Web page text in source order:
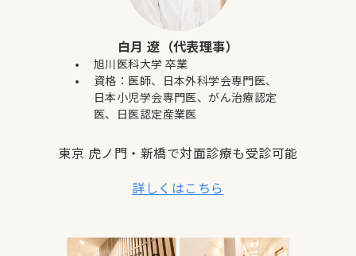
白月 遼（代表理事）
旭川医科大学 卒業
資格：医師、日本外科学会専門医、
日本小児学会専門医、がん治療認定
医、日医認定産業医
東京 虎ノ門・新橋で対面診療も受診可能
詳しくはこちら